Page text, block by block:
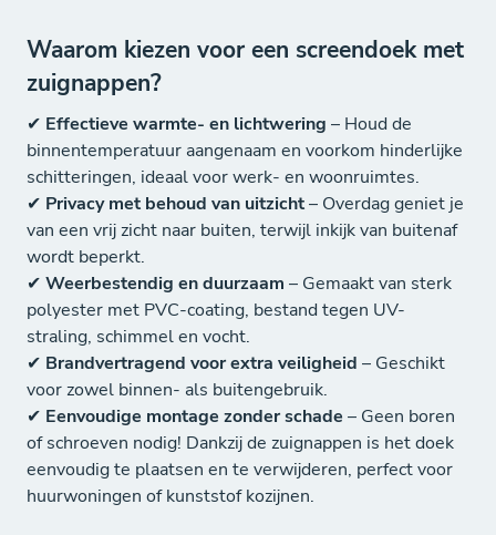
Waarom kiezen voor een screendoek met
zuignappen?
✔ Effectieve warmte- en lichtwering – Houd de
binnentemperatuur aangenaam en voorkom hinderlijke
schitteringen, ideaal voor werk- en woonruimtes.
✔ Privacy met behoud van uitzicht– Overdag geniet je
van een vrij zicht naar buiten, terwijl inkijk van buitenaf
wordt beperkt.
✔ Weerbestendig en duurzaam – Gemaakt van sterk
polyester met PVC-coating, bestand tegen UV-
straling, schimmel en vocht.
✔ Brandvertragend voor extra veiligheid – Geschikt
voor zowel binnen- als buitengebruik.
✔ Eenvoudige montage zonder schade – Geen boren
of schroeven nodig! Dankzij de zuignappen is het doek
eenvoudig te plaatsen en te verwijderen, perfect voor
huurwoningen of kunststof kozijnen.